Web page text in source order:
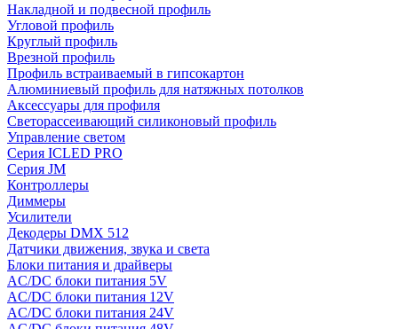
Накладной и подвесной профиль
Угловой профиль
Круглый профиль
Врезной профиль
Профиль встраиваемый в гипсокартон
Алюминиевый профиль для натяжных потолков
Аксессуары для профиля
Светорассеивающий силиконовый профиль
Управление светом
Серия ICLED PRO
Серия JM
Контроллеры
Диммеры
Усилители
Декодеры DMX 512
Датчики движения, звука и света
Блоки питания и драйверы
AC/DC блоки питания 5V
AC/DC блоки питания 12V
AC/DC блоки питания 24V